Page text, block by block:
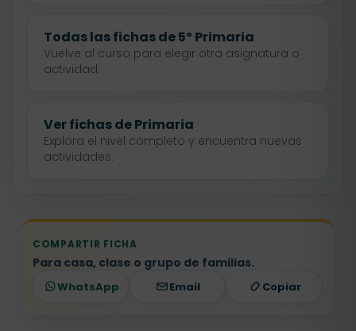
Todas las fichas de 5º Primaria
Vuelve al curso para elegir otra asignatura o
actividad.
Ver fichas de Primaria
Explora el nivel completo y encuentra nuevas
actividades.
COMPARTIR FICHA
Para casa, clase o grupo de familias.
WhatsApp Email Copiar